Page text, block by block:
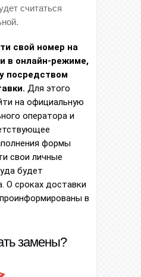
считаться
свой номер на
в онлайн-режиме,
посредством
Для этого
на официальную
оператора и
формы
свои личные
будет
О сроках доставки
в
замены?